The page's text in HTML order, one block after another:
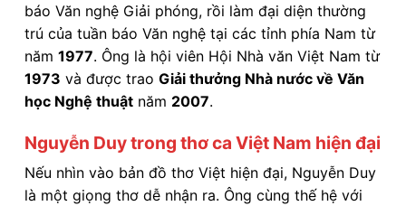
báo Văn nghệ Giải phóng, rồi làm đại diện thường
trú của tuần báo Văn nghệ tại các tỉnh phía Nam từ
năm 1977. Ông là hội viên Hội Nhà văn Việt Nam từ
1973 và được trao Giải thưởng Nhà nước về Văn
học Nghệ thuật năm 2007.
Nguyễn Duy trong thơ ca Việt Nam hiện đại
Nếu nhìn vào bản đồ thơ Việt hiện đại, Nguyễn Duy
là một giọng thơ dễ nhận ra. Ông cùng thế hệ với